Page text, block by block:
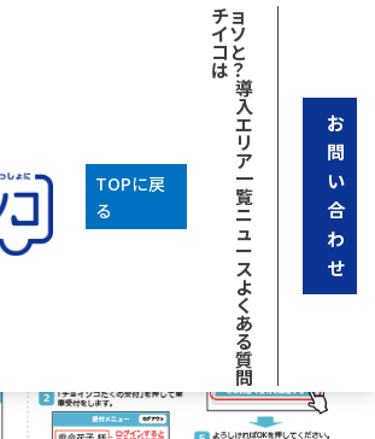
TOPに戻
る
チョ
イソ
コと
は？
導
入
エ
リ
ア
一
覧
ニ
ュ
ー
ス
よ
く
あ
る
質
問
お
問
い
合
わ
せ